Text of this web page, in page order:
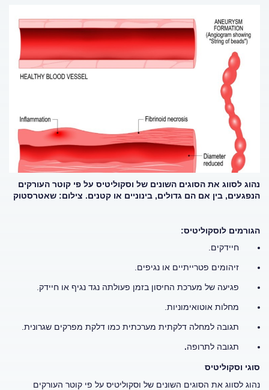
נהוג לסווג את הסוגים השונים של וסקוליטיס על פי קוטר העורקים
הנפגעים, בין אם הם גדולים, בינוניים או קטנים. צילום: שאטרסטוק
הגורמים לוסקוליטיס:
חיידקים.
זיהומים פטרייתיים או נגיפים.
פגיעה של מערכת החיסון בזמן פעולתה נגד נגיף או חיידק.
מחלות אוטואימוניות.
תגובה למחלה דלקתית מערכתית כמו דלקת מפרקים שגרונית.
תגובה לתרופה.
סוגי וסקוליטיס
נהוג לסווג את הסוגים השונים של וסקוליטיס על פי קוטר העורקים